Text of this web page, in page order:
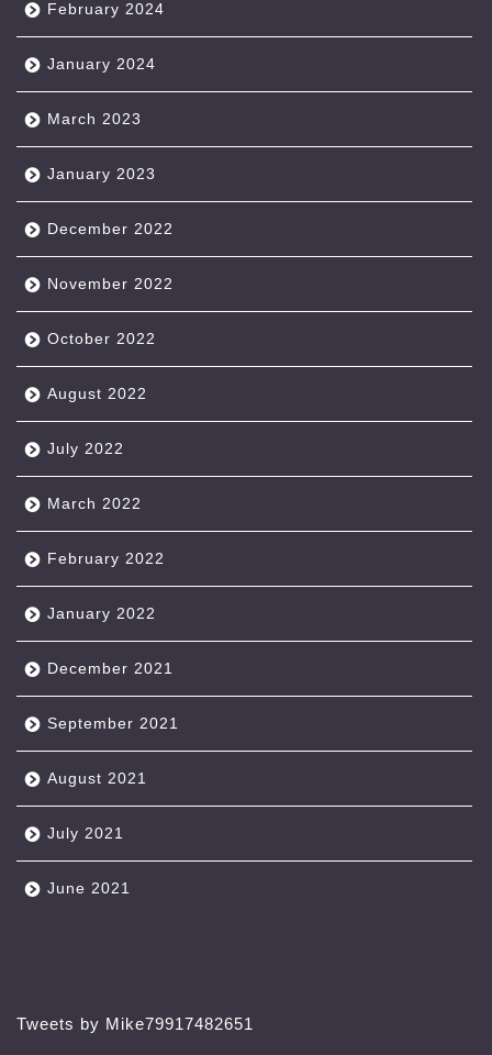
February 2024
January 2024
March 2023
January 2023
December 2022
November 2022
October 2022
August 2022
July 2022
March 2022
February 2022
January 2022
December 2021
September 2021
August 2021
July 2021
June 2021
Tweets by Mike79917482651